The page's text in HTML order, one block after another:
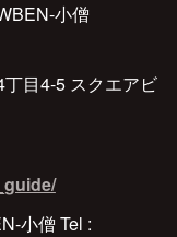
小僧
目4-5 スクエアビ
小僧 Tel :